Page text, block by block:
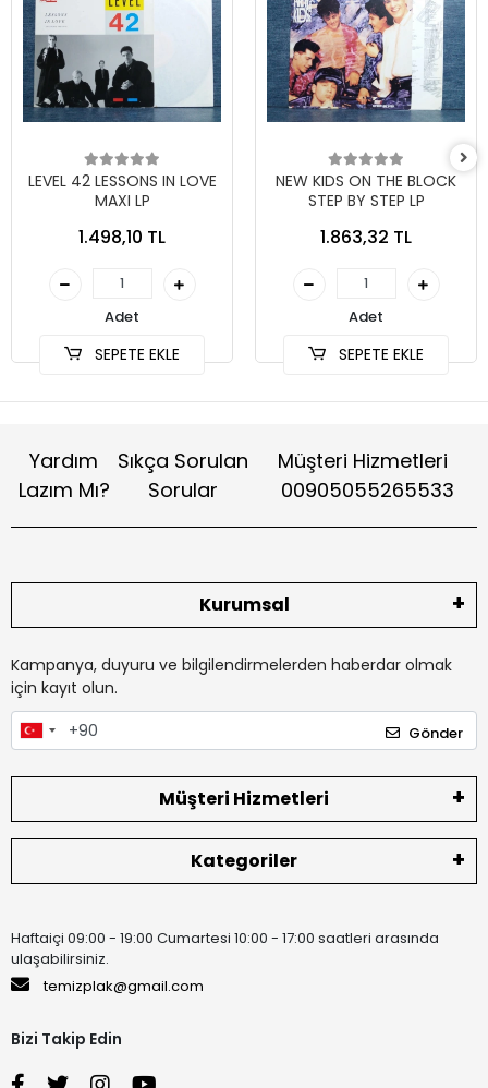
LEVEL 42 LESSONS IN LOVE
MAXI LP
1.498,10 TL
Adet
SEPETE EKLE
NEW KIDS ON THE BLOCK
STEP BY STEP LP
1.863,32 TL
Adet
SEPETE EKLE
Yardım
Lazım Mı?
Sıkça Sorulan
Sorular
Müşteri Hizmetleri
00905055265533
Kurumsal
Kampanya, duyuru ve bilgilendirmelerden haberdar olmak
için kayıt olun.
Gönder
Müşteri Hizmetleri
Kategoriler
Haftaiçi 09:00 - 19:00 Cumartesi 10:00 - 17:00 saatleri arasında
ulaşabilirsiniz.
temizplak@gmail.com
Bizi Takip Edin